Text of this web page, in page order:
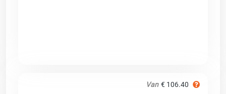
Van € 106.40